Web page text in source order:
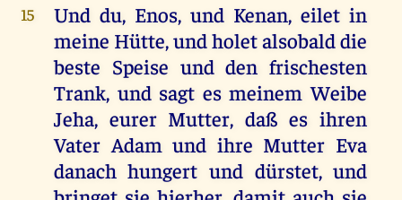
15
Und du, Enos, und Kenan, eilet in
meine Hütte, und holet alsobald die
beste Speise und den frischesten
Trank, und sagt es meinem Weibe
Jeha, eurer Mutter, daß es ihren
Vater Adam und ihre Mutter Eva
danach hungert und dürstet, und